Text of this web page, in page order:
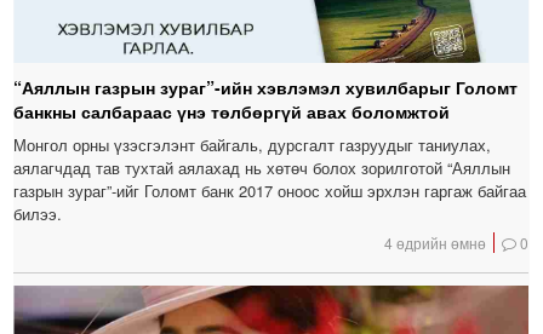
“Аяллын газрын зураг”-ийн хэвлэмэл хувилбарыг Голомт
банкны салбараас үнэ төлбөргүй авах боломжтой
Монгол орны үзэсгэлэнт байгаль, дурсгалт газруудыг таниулах,
аялагчдад тав тухтай аялахад нь хөтөч болох зорилготой “Аяллын
газрын зураг”-ийг Голомт банк 2017 оноос хойш эрхлэн гаргаж байгаа
билээ.
4 өдрийн өмнө 0